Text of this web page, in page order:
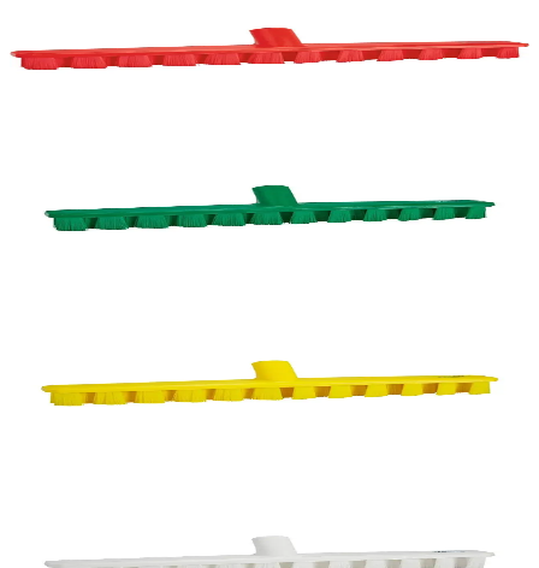
Gólfskrúbbur 40cm stíf hár rauður
Vikan gólfskrúbbur 40cm, stíf hár,
40x5x7,5cm, grænn
Vikan gólfskrúbbur 40cm, stíf hár,
40x5x7,5cm, gulur
Vikan gólfskrúbbur 40cm, stíf hár,